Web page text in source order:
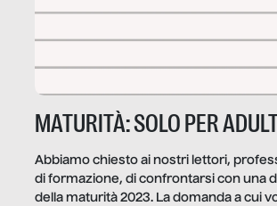
MATURITÀ: SOLO PER
Abbiamo chiesto ai nostri lettori,
di formazione, di confrontarsi con una
della maturità 2023. La domanda a cui